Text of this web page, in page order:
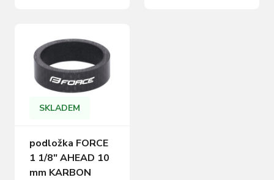
SKLADEM
podložka FORCE
1 1/8" AHEAD 10
mm KARBON